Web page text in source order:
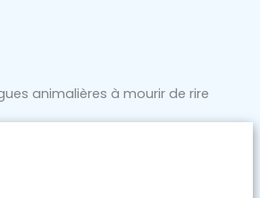
animalières à mourir de rire